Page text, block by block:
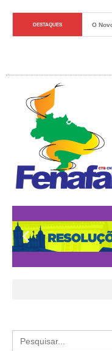
DESTAQUES O
Search
for: